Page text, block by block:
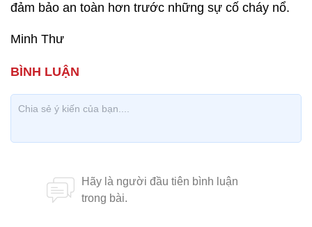
đảm bảo an toàn hơn trước những sự cố cháy nổ.
Minh Thư